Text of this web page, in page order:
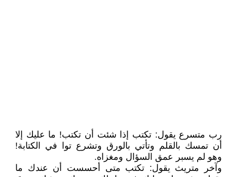
رب متسرع يقول: تكتب إذا شئت أن تكتب! ما عليك إلا
أن تمسك بالقلم وتأتي بالورق وتشرع توا في الكتابة!
وهو لم يسبر عمق السؤال ومغزاه.
وآخر متريث يقول: تكتب متى أحسست أن عندك ما